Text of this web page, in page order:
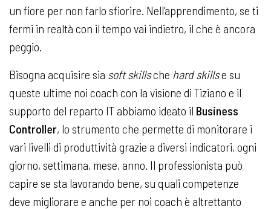
un fiore per non farlo sfiorire. Nell’apprendimento, se ti
fermi in realtà con il tempo vai indietro, il che è ancora
peggio.
Bisogna acquisire sia soft skillsche hard skillse su
queste ultime noi coach con la visione di Tiziano e il
supporto del reparto IT abbiamo ideato il Business
Controller, lo strumento che permette di monitorare i
vari livelli di produttività grazie a diversi indicatori, ogni
giorno, settimana, mese, anno. Il professionista può
capire se sta lavorando bene, su quali competenze
deve migliorare e anche per noi coach è altrettanto